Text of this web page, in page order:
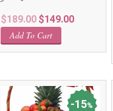
$189.00 Original
was:
$149.00Current
Add To Cart
15%